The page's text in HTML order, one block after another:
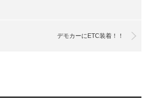
デモカーにETC装着！！